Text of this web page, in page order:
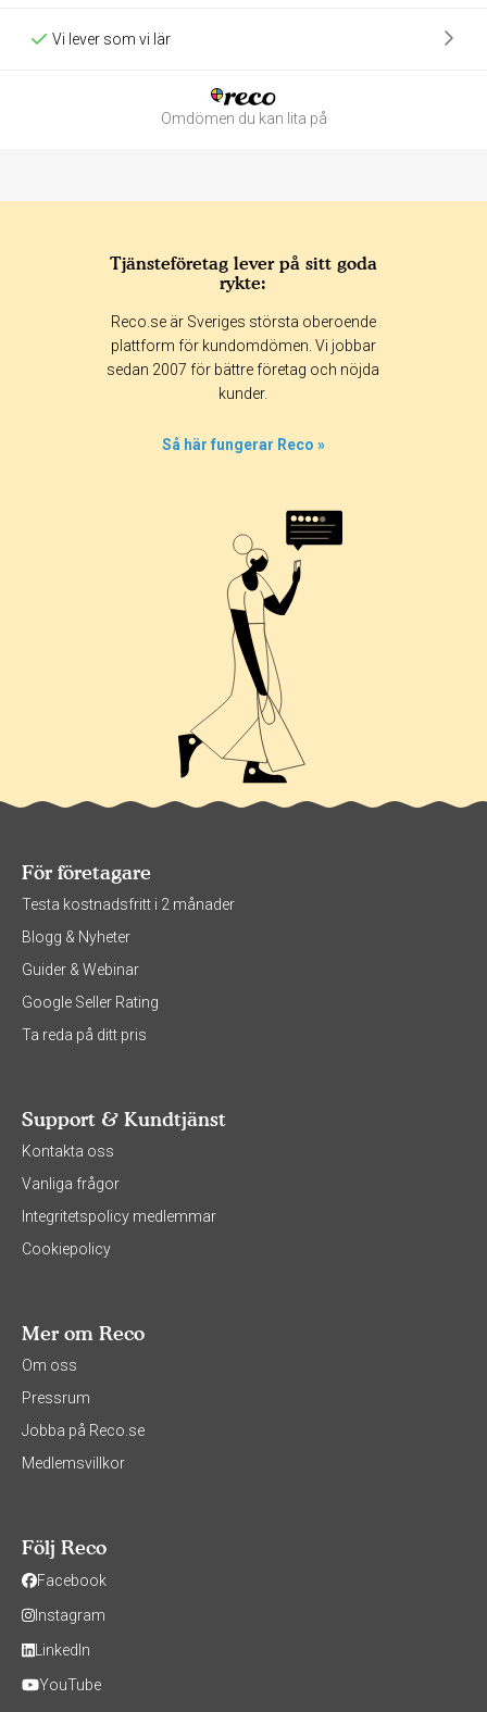
Vi lever som vi lär
Omdömen du kan lita på
365 dagar 90 dagar
30 dagar
Tjänsteföretag lever på sitt goda
rykte:
Reco.se är Sveriges största oberoende
plattform för kundomdömen. Vi jobbar
sedan 2007 för bättre företag och nöjda
kunder.
Så här fungerar Reco »
För företagare
Testa kostnadsfritt i 2 månader
Blogg & Nyheter
Guider & Webinar
Google Seller Rating
Ta reda på ditt pris
Support & Kundtjänst
Kontakta oss
Vanliga frågor
Integritetspolicy medlemmar
Cookiepolicy
Mer om Reco
Om oss
Pressrum
Jobba på Reco.se
Medlemsvillkor
Följ Reco
Facebook
Instagram
LinkedIn
YouTube